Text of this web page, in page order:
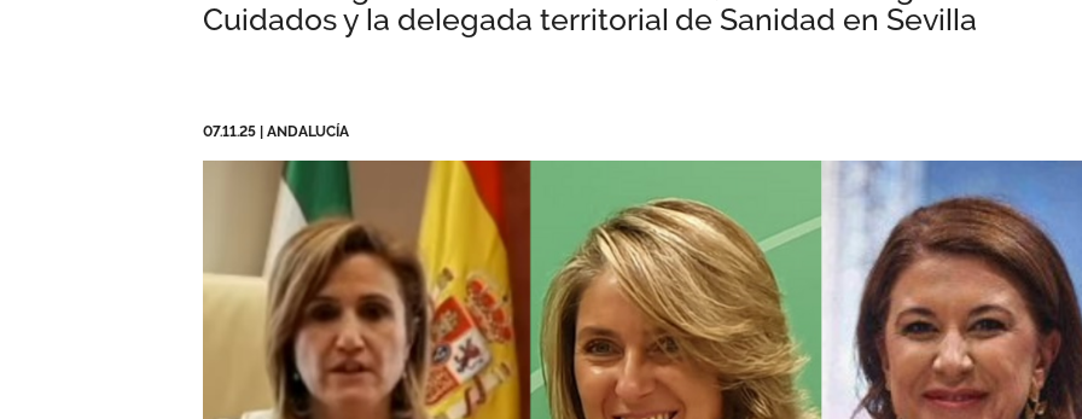
Cuidados y la delegada territorial de Sanidad en Sevilla
07.11.25 ANDALUCÍA